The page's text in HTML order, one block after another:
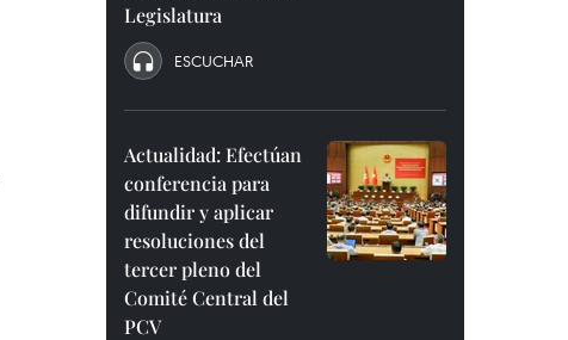
Legislatura
ESCUCHAR
Actualidad: Efectúan
conferencia para
difundir y aplicar
resoluciones del
tercer pleno del
Comité Central del
PCV